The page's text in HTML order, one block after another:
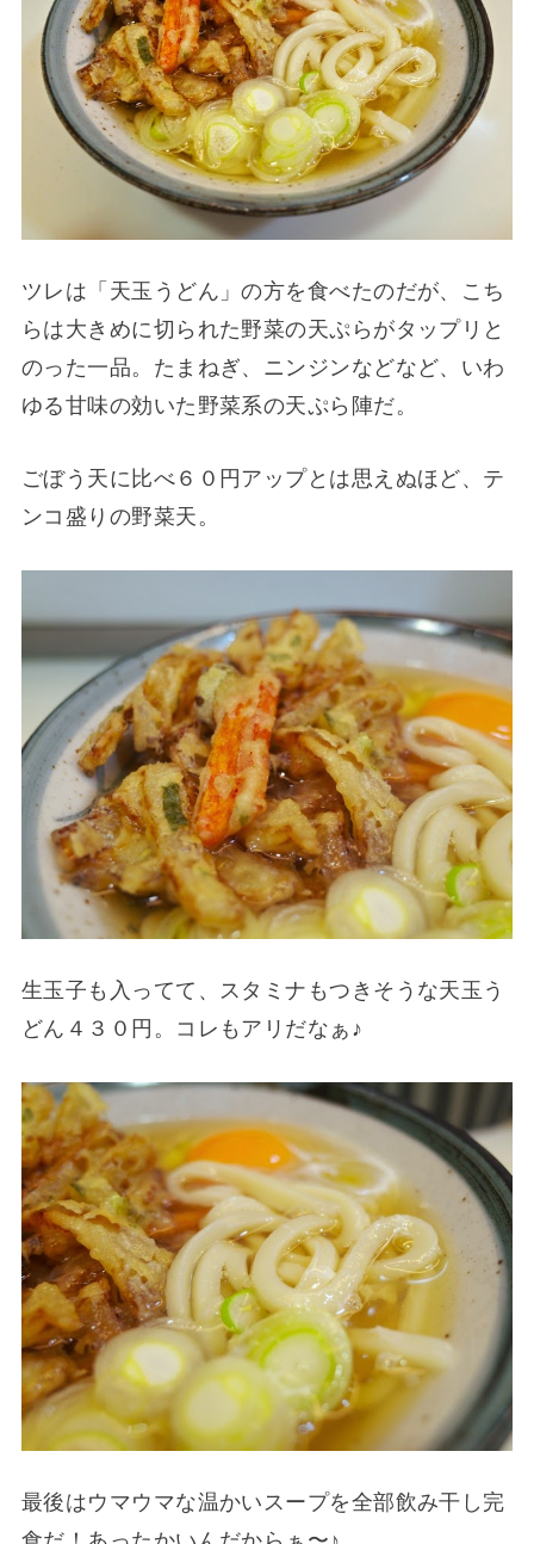
ツレは「天玉うどん」の方を食べたのだが、こち
らは大きめに切られた野菜の天ぷらがタップリと
のった一品。たまねぎ、ニンジンなどなど、いわ
ゆる甘味の効いた野菜系の天ぷら陣だ。
ごぼう天に比べ６０円アップとは思えぬほど、テ
ンコ盛りの野菜天。
生玉子も入ってて、スタミナもつきそうな天玉う
どん４３０円。コレもアリだなぁ♪
最後はウマウマな温かいスープを全部飲み干し完